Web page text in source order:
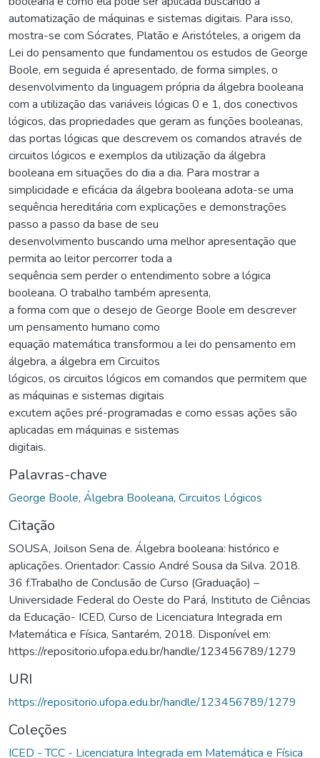
automatização de máquinas e sistemas digitais. Para isso,
mostra-se com Sócrates, Platão e Aristóteles, a origem da
Lei do pensamento que fundamentou os estudos de George
Boole, em seguida é apresentado, de forma simples, o
desenvolvimento da linguagem própria da álgebra booleana
com a utilização das variáveis lógicas 0 e 1, dos conectivos
lógicos, das propriedades que geram as funções booleanas,
das portas lógicas que descrevem os comandos através de
circuitos lógicos e exemplos da utilização da álgebra
booleana em situações do dia a dia. Para mostrar a
simplicidade e eficácia da álgebra booleana adota-se uma
sequência hereditária com explicações e demonstrações
passo a passo da base de seu
desenvolvimento buscando uma melhor apresentação que
permita ao leitor percorrer toda a
sequência sem perder o entendimento sobre a lógica
booleana. O trabalho também apresenta,
a forma com que o desejo de George Boole em descrever
um pensamento humano como
equação matemática transformou a lei do pensamento em
álgebra, a álgebra em Circuitos
lógicos, os circuitos lógicos em comandos que permitem que
as máquinas e sistemas digitais
excutem ações pré-programadas e como essas ações são
aplicadas em máquinas e sistemas
digitais.
Palavras-chave
George Boole, Álgebra Booleana, Circuitos Lógicos
Citação
SOUSA, Joilson Sena de. Álgebra booleana: histórico e
aplicações. Orientador: Cassio André Sousa da Silva. 2018.
36 f.Trabalho de Conclusão de Curso (Graduação) –
Universidade Federal do Oeste do Pará, Instituto de Ciências
da Educação- ICED, Curso de Licenciatura Integrada em
Matemática e Física, Santarém, 2018. Disponível em:
https://repositorio.ufopa.edu.br/handle/123456789/1279
URI
https://repositorio.ufopa.edu.br/handle/123456789/1279
Coleções
ICED - TCC - Licenciatura Integrada em Matemática e Física